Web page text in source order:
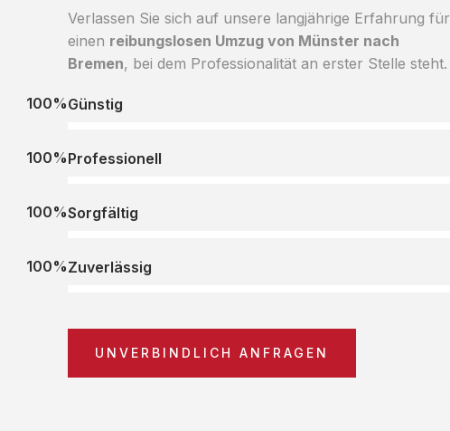
Verlassen Sie sich auf unsere langjährige Erfahrung für
einen reibungslosen Umzug von Münster nach
Bremen, bei dem Professionalität an erster Stelle steht.
Günstig
100%
Professionell
100%
Sorgfältig
100%
Zuverlässig
100%
UNVERBINDLICH ANFRAGEN